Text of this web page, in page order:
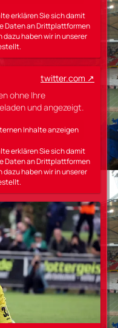
erklären Sie sich damit
Daten an Drittplattformen
haben wir in unserer
twitter.com
ohne Ihre
und angezeigt.
Inhalte anzeigen
erklären Sie sich damit
Daten an Drittplattformen
haben wir in unserer